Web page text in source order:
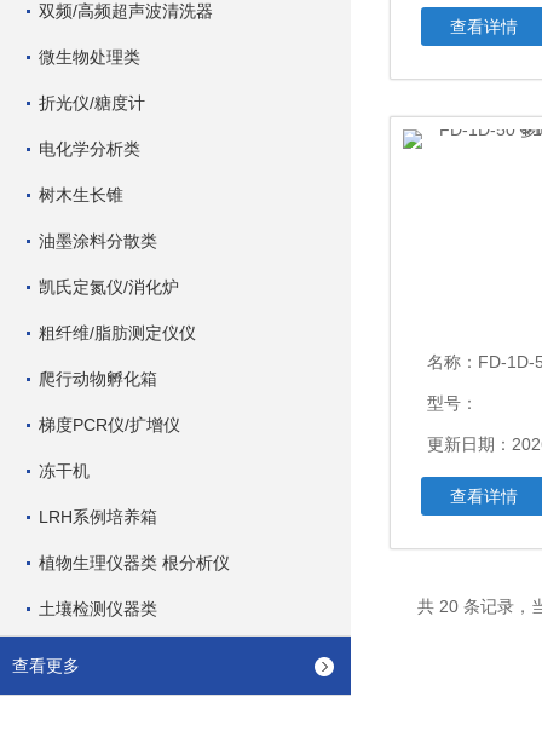
双频/高频超声波清洗器
微生物处理类
折光仪/糖度计
电化学分析类
树木生长锥
油墨涂料分散类
凯氏定氮仪/消化炉
粗纤维/脂肪测定仪仪
爬行动物孵化箱
梯度PCR仪/扩增仪
冻干机
LRH系例培养箱
植物生理仪器类 根分析仪
土壤检测仪器类
查看更多
查看详情
名称： FD-1D-50 多
型号：
更新日期：
查看详情
共 20 条记录